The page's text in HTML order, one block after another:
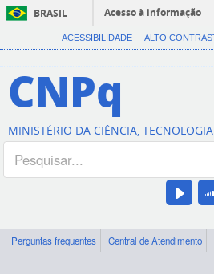
BRASIL
Acesso à informação
ACESSIBILIDADE ALTO
CNPq
MINISTÉRIO DA CIÊNCIA,
Perguntas frequentes Central de Atendimento